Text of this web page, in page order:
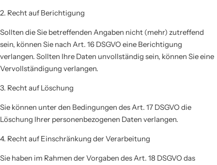
2. Recht auf Berichtigung
Sollten die Sie betreffenden Angaben nicht (mehr) zutreffend
sein, können Sie nach Art. 16 DSGVO eine Berichtigung
verlangen. Sollten Ihre Daten unvollständig sein, können Sie eine
Vervollständigung verlangen.
3. Recht auf Löschung
Sie können unter den Bedingungen des Art. 17 DSGVO die
Löschung Ihrer personenbezogenen Daten verlangen.
4. Recht auf Einschränkung der Verarbeitung
Sie haben im Rahmen der Vorgaben des Art. 18 DSGVO das